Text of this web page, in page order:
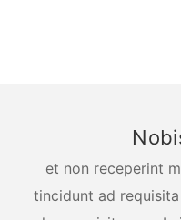
et non receperint
tincidunt ad